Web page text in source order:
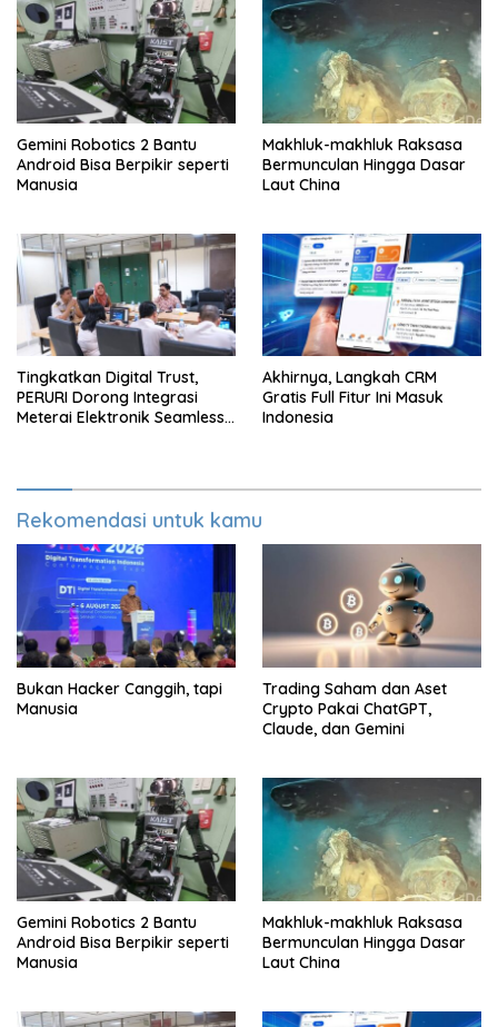
Gemini Robotics 2 Bantu
Android Bisa Berpikir seperti
Manusia
Makhluk-makhluk Raksasa
Bermunculan Hingga Dasar
Laut China
Tingkatkan Digital Trust,
PERURI Dorong Integrasi
Meterai Elektronik Seamless
Akhirnya, Langkah CRM
Gratis Full Fitur Ini Masuk
Indonesia
Rekomendasi untuk kamu
Bukan Hacker Canggih, tapi
Manusia
Trading Saham dan Aset
Crypto Pakai ChatGPT,
Claude, dan Gemini
Gemini Robotics 2 Bantu
Android Bisa Berpikir seperti
Manusia
Makhluk-makhluk Raksasa
Bermunculan Hingga Dasar
Laut China